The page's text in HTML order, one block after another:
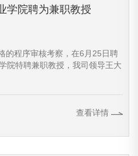
学院聘为兼职教授
程序审核考察，在6月25日聘
院特聘兼职教授，我司领导王大
查看详情